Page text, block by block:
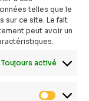
telles que le
sur ce site. Le fait
peut avoir un
Toujours activé